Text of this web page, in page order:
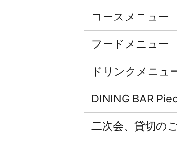
コースメニュー
フードメニュー
ドリンクメニュ
DINING BAR
二次会、貸切の